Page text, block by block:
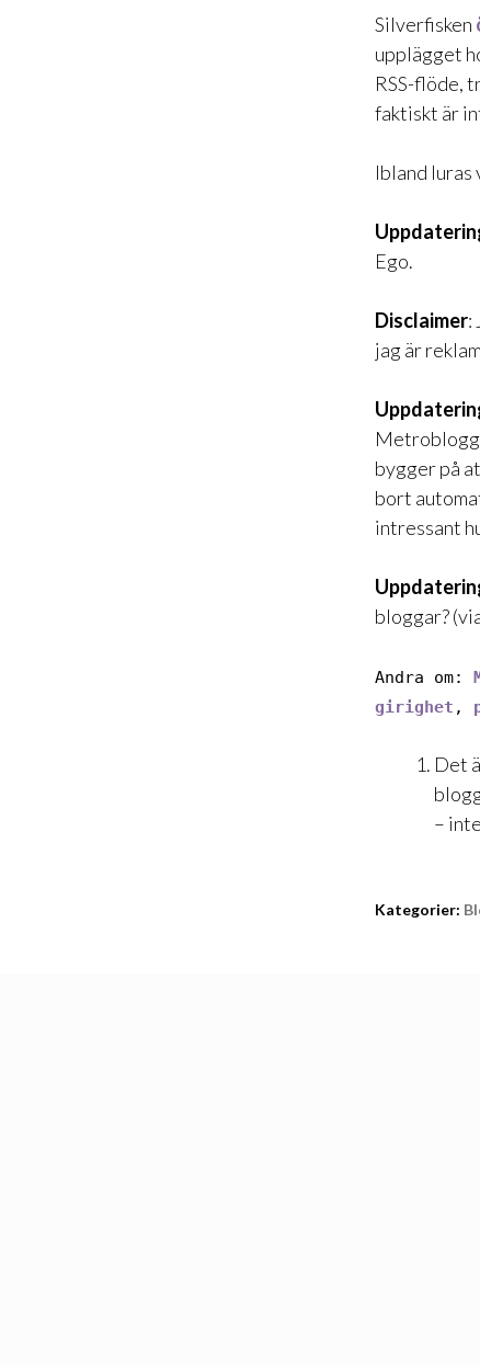
Silverfisken
upplägget
RSS-flöde,
faktiskt är
Ibland
Ego.
Disclaimer:
jag är
bygger på
bort
intressant
bloggar?
Andra om:
girighet ,
Det
–
Kategorier: